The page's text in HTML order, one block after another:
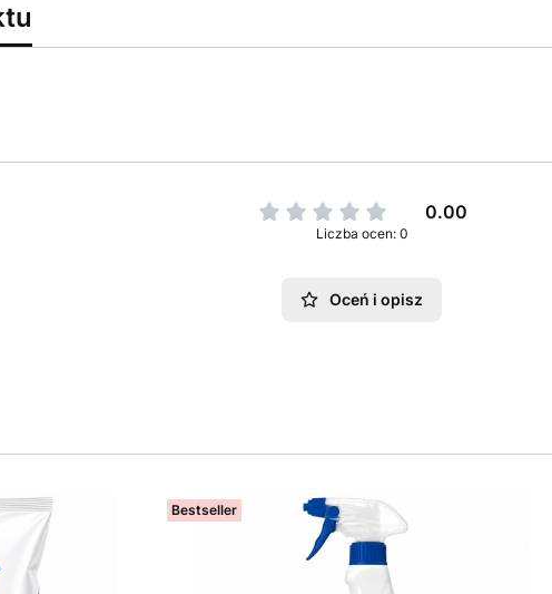
0.00
Liczba ocen: 0
Oceń i opisz
Bestseller